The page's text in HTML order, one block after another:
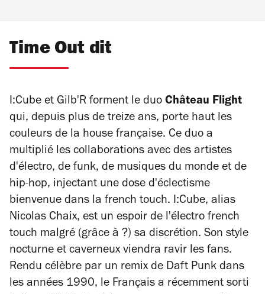
Time Out dit
I:Cube et Gilb'R forment le duo Château Flight
qui, depuis plus de treize ans, porte haut les
couleurs de la house française. Ce duo a
multiplié les collaborations avec des artistes
d'électro, de funk, de musiques du monde et de
hip-hop, injectant une dose d'éclectisme
bienvenue dans la french touch. I:Cube, alias
Nicolas Chaix, est un espoir de l'électro french
touch malgré (grâce à ?) sa discrétion. Son style
nocturne et caverneux viendra ravir les fans.
Rendu célèbre par un remix de Daft Punk dans
les années 1990, le Français a récemment sorti